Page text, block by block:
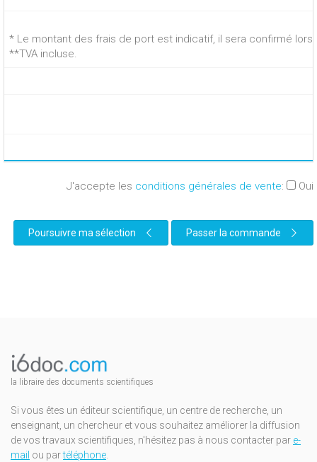
* Le montant des frais de port est indicatif, il sera confirmé
**TVA incluse.
J'accepte les conditions générales de vente: Oui
Poursuivre ma sélection Passer la commande
la libraire des documents scientifiques
Si vous êtes un éditeur scientifique, un centre de recherche, un
enseignant, un chercheur et vous souhaitez améliorer la diffusion
de vos travaux scientifiques, n'hésitez pas à nous contacter par e-
mail ou partéléphone.